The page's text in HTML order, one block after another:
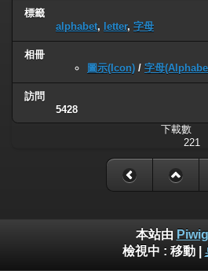
標籤
alphabet, letter, 字母
相冊
圖示(Icon) / 字母
訪問
5428
下載數
221
本站由
檢視中 : 移動|